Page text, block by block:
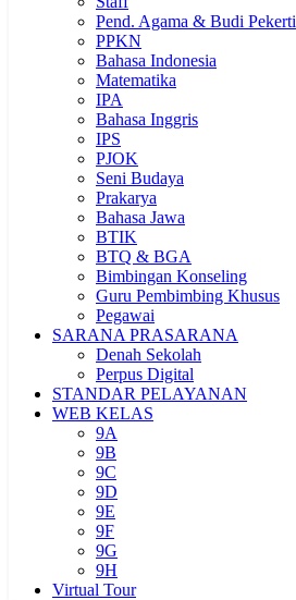
Pend. Agama & Budi Pekerti
PPKN
Bahasa Indonesia
Matematika
IPA
Bahasa Inggris
IPS
PJOK
Seni Budaya
Prakarya
Bahasa Jawa
BTIK
BTQ & BGA
Bimbingan Konseling
Guru Pembimbing Khusus
Pegawai
SARANA PRASARANA
Denah Sekolah
Perpus Digital
STANDAR PELAYANAN
WEB KELAS
9A
9B
9C
9D
9E
9F
9G
9H
Virtual Tour